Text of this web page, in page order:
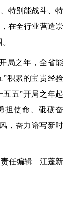
特别能战斗、特
在全行业营造崇
局之年，全省能
”积累的宝贵经验
五”开局之年起
担使命、砥砺奋
，奋力谱写新时
编辑：江蓬新